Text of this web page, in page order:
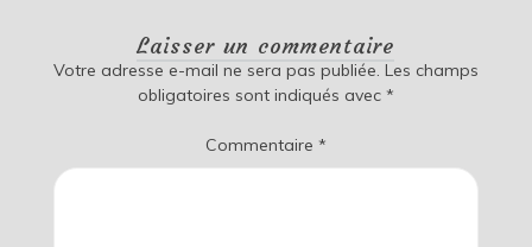
Laisser un commentaire
Votre adresse e-mail ne sera pas publiée. Les champs
obligatoires sont indiqués avec *
Commentaire *